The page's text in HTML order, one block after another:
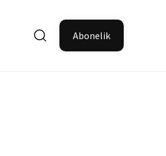
Abonelik